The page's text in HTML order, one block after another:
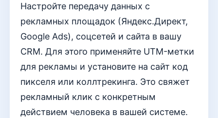
Настройте передачу данных с
рекламных площадок (Яндекс.Директ,
Google Ads), соцсетей и сайта в вашу
CRM. Для этого применяйте UTM-метки
для рекламы и установите на сайт код
пикселя или коллтрекинга. Это свяжет
рекламный клик с конкретным
действием человека в вашей системе.